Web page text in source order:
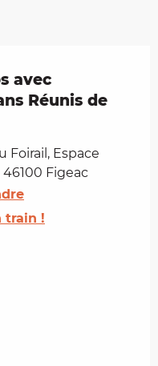
avec
Réunis de
Foirail, Espace
Figeac
train !